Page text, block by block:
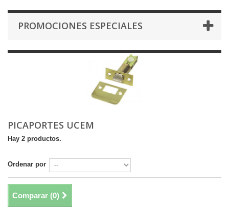
PROMOCIONES ESPECIALES
PICAPORTES UCEM
Hay 2 productos.
Ordenar por
Comparar (0)